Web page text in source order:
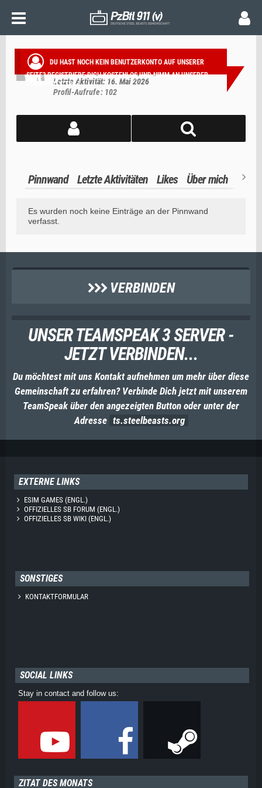
DU HAST NOCH KEIN BENUTZERKONTO AUF UNSERER
SEITE?REGISTRIERE DICH KOSTENLOSUND NIMM AN UNSERER
COMMUNITY TEIL!
BURNER_SEPP
Männlich 28 aus Passau Mitglied seit 16. Mai 2026
Letzte Aktivität: 16. Mai 2026
Profil-Aufrufe
102
Pinnwand Letzte Aktivitäten Likes Über mich
Es wurden noch keine Einträge an der Pinnwand
verfasst.
VERBINDEN
UNSER TEAMSPEAK 3 SERVER -
JETZT VERBINDEN...
Du möchtest mit uns Kontakt aufnehmen um mehr über diese
Gemeinschaft zu erfahren? Verbinde Dich jetzt mit unserem
TeamSpeak über den angezeigten Button oder unter der
Adresse ts.steelbeasts.org
EXTERNE LINKS
ESIM GAMES (ENGL.)
OFFIZIELLES SB FORUM (ENGL.)
OFFIZIELLES SB WIKI (ENGL.)
SONSTIGES
KONTAKTFORMULAR
SOCIAL LINKS
Stay in contact and follow us:
ZITAT DES MONATS